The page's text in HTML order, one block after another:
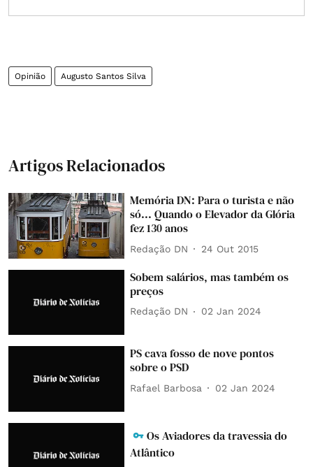
Opinião Augusto Santos Silva
Artigos Relacionados
Memória DN: Para o turista e não
só... Quando o Elevador da Glória
fez 130 anos
Redação DN 24 Out 2015
Sobem salários, mas também os
preços
Redação DN 02 Jan 2024
PS cava fosso de nove pontos
sobre o PSD
Rafael Barbosa 02 Jan 2024
Os Aviadores da travessia do
Atlântico